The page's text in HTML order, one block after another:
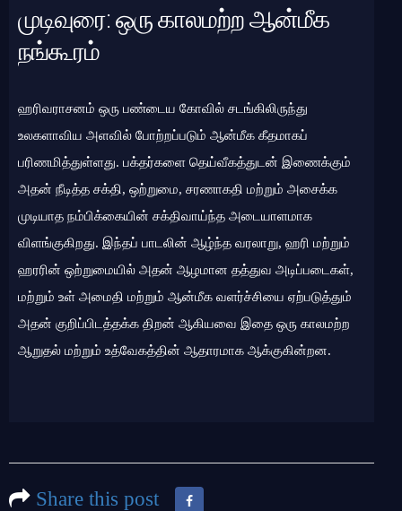
முடிவுரை: ஒரு காலமற்ற ஆன்மீக
நங்கூரம்
ஹரிவராசனம் ஒரு பண்டைய கோவில் சடங்கிலிருந்து
உலகளாவிய அளவில் போற்றப்படும் ஆன்மீக கீதமாகப்
பரிணமித்துள்ளது. பக்தர்களை தெய்வீகத்துடன் இணைக்கும்
அதன் நீடித்த சக்தி, ஒற்றுமை, சரணாகதி மற்றும் அசைக்க
முடியாத நம்பிக்கையின் சக்திவாய்ந்த அடையாளமாக
விளங்குகிறது. இந்தப் பாடலின் ஆழ்ந்த வரலாறு, ஹரி மற்றும்
ஹரரின் ஒற்றுமையில் அதன் ஆழமான தத்துவ அடிப்படைகள்,
மற்றும் உள் அமைதி மற்றும் ஆன்மீக வளர்ச்சியை ஏற்படுத்தும்
அதன் குறிப்பிடத்தக்க திறன் ஆகியவை இதை ஒரு காலமற்ற
ஆறுதல் மற்றும் உத்வேகத்தின் ஆதாரமாக ஆக்குகின்றன.
Share this post